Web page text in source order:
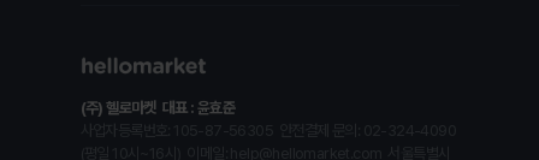
(주) 헬로마켓 대표 : 윤효준